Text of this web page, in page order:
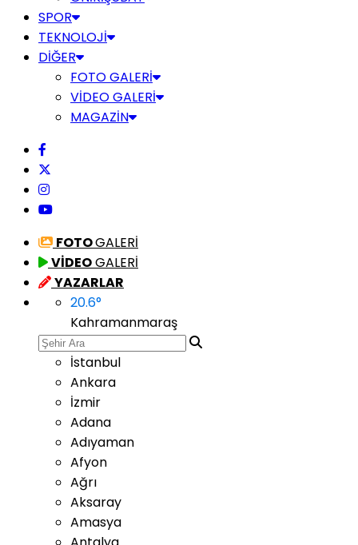
SPOR
TEKNOLOJİ
DİĞER
FOTO GALERİ
VİDEO GALERİ
MAGAZİN
FOTOGALERİ
VİDEOGALERİ
YAZARLAR
20.6°
Kahramanmaraş
İstanbul
Ankara
İzmir
Adana
Adıyaman
Afyon
Ağrı
Aksaray
Amasya